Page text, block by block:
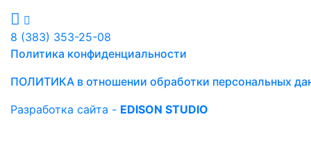
8 (383) 353-25-08
Политика конфиденциальности
ПОЛИТИКА в отношении обработки персональных
Разработка сайта - EDISON STUDIO